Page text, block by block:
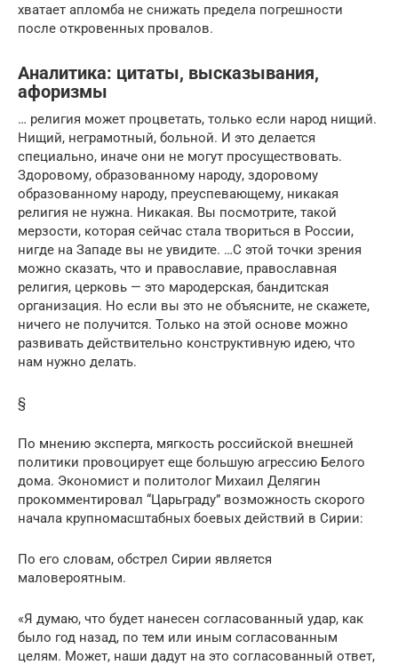
хватает апломба не снижать предела погрешности
после откровенных провалов.
Аналитика: цитаты, высказывания,
афоризмы
… религия может процветать, только если народ нищий.
Нищий, неграмотный, больной. И это делается
специально, иначе они не могут просуществовать.
Здоровому, образованному народу, здоровому
образованному народу, преуспевающему, никакая
религия не нужна. Никакая. Вы посмотрите, такой
мерзости, которая сейчас стала твориться в России,
нигде на Западе вы не увидите. …С этой точки зрения
можно сказать, что и православие, православная
религия, церковь — это мародерская, бандитская
организация. Но если вы это не объясните, не скажете,
ничего не получится. Только на этой основе можно
развивать действительно конструктивную идею, что
нам нужно делать.
§
По мнению эксперта, мягкость российской внешней
политики провоцирует еще большую агрессию Белого
дома. Экономист и политолог Михаил Делягин
прокомментировал “Царьграду” возможность скорого
начала крупномасштабных боевых действий в Сирии:
По его словам, обстрел Сирии является
маловероятным.
«Я думаю, что будет нанесен согласованный удар, как
было год назад, по тем или иным согласованным
целям. Может, наши дадут на это согласованный ответ,